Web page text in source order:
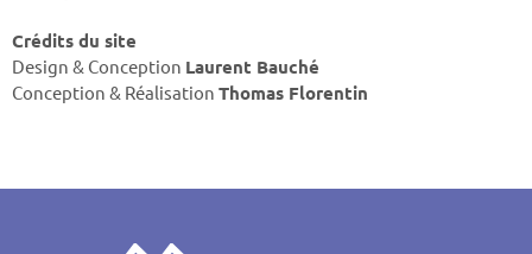
Crédits du site
Design & Conception Laurent Bauché
Conception & Réalisation Thomas Florentin